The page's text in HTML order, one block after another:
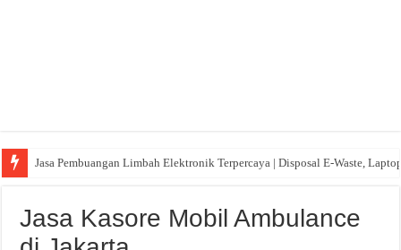
Jasa Pembuangan Limbah Elektronik Terpercaya | Disposal E-Waste,
Jasa Kasore Mobil Ambulance